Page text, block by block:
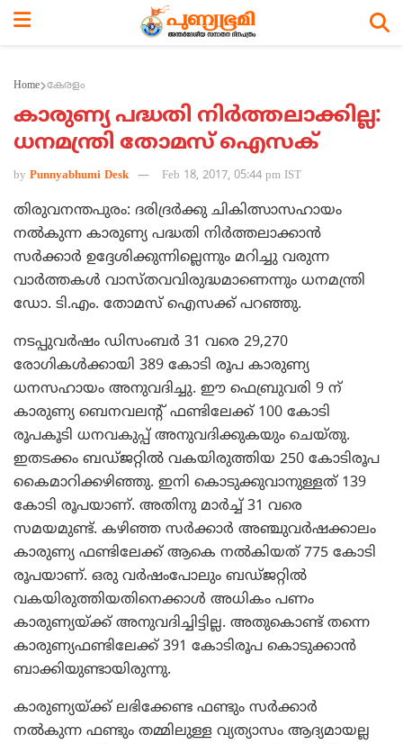
Home കേരളം
കാരുണ്യ പദ്ധതി നിര്‍ത്തലാക്കില്ല:
ധനമന്ത്രി തോമസ് ഐസക്
by Punnyabhumi Desk Feb 18, 2017, 05:44 pm IST
തിരുവനന്തപുരം: ദരിദ്രര്‍ക്കു ചികിത്സാസഹായം
നല്‍കുന്ന കാരുണ്യ പദ്ധതി നിര്‍ത്തലാക്കാന്‍
സര്‍ക്കാര്‍ ഉദ്ദേശിക്കുന്നില്ലെന്നും മറിച്ചു വരുന്ന
വാര്‍ത്തകള്‍ വാസ്തവവിരുദ്ധമാണെന്നും ധനമന്ത്രി
ഡോ. ടി.എം. തോമസ് ഐസക്ക് പറഞ്ഞു.
നടപ്പുവര്‍ഷം ഡിസംബര്‍ 31 വരെ 29,270
രോഗികള്‍ക്കായി 389 കോടി രൂപ കാരുണ്യ
ധനസഹായം അനുവദിച്ചു. ഈ ഫെബ്രുവരി 9 ന്
കാരുണ്യ ബെനവലന്റ് ഫണ്ടിലേക്ക് 100 കോടി
രൂപകൂടി ധനവകുപ്പ് അനുവദിക്കുകയും ചെയ്തു.
ഇതടക്കം ബഡ്ജറ്റില്‍ വകയിരുത്തിയ 250 കോടിരൂപ
കൈമാറിക്കഴിഞ്ഞു. ഇനി കൊടുക്കുവാനുള്ളത് 139
കോടി രൂപയാണ്. അതിനു മാര്‍ച്ച് 31 വരെ
സമയമുണ്ട്. കഴിഞ്ഞ സര്‍ക്കാര്‍ അഞ്ചുവര്‍ഷക്കാലം
കാരുണ്യ ഫണ്ടിലേക്ക് ആകെ നല്‍കിയത് 775 കോടി
രൂപയാണ്. ഒരു വര്‍ഷംപോലും ബഡ്ജറ്റില്‍
വകയിരുത്തിയതിനെക്കാള്‍ അധികം പണം
കാരുണ്യയ്ക്ക് അനുവദിച്ചിട്ടില്ല. അതുകൊണ്ട് തന്നെ
കാരുണ്യഫണ്ടിലേക്ക് 391 കോടിരൂപ കൊടുക്കാന്‍
ബാക്കിയുണ്ടായിരുന്നു.
കാരുണ്യയ്ക്ക് ലഭിക്കേണ്ട ഫണ്ടും സര്‍ക്കാര്‍
നല്‍കുന്ന ഫണ്ടും തമ്മിലുള്ള വ്യത്യാസം ആദ്യമായല്ല